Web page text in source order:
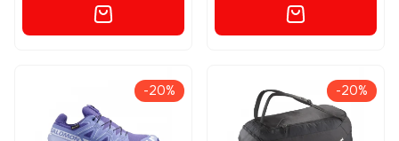
-20% -20%